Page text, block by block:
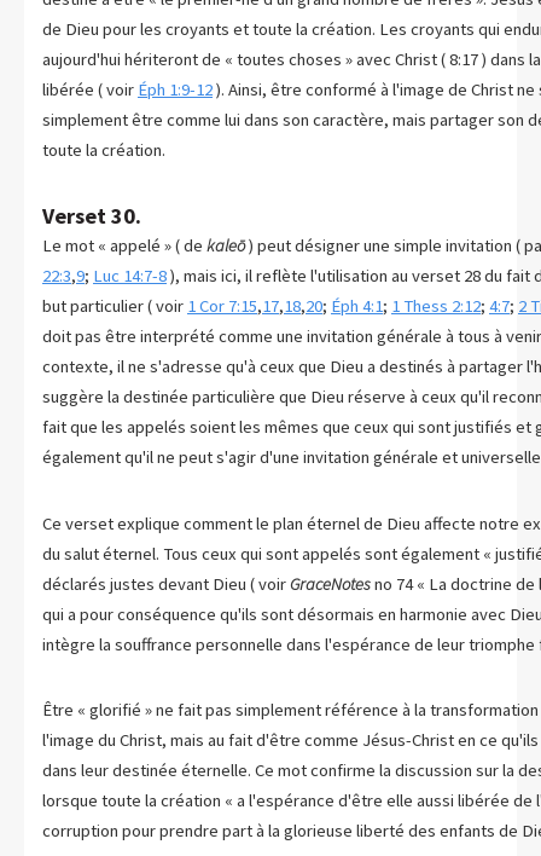
de Dieu pour les croyants et toute la création. Les croyants qui
aujourd'hui hériteront de « toutes choses » avec Christ ( 8:17 ) dans
libérée ( voir Éph 1:9-12). Ainsi, être conformé à l'image de Christ
simplement être comme lui dans son caractère, mais partager son
toute la création.
Verset 30.
Le mot « appelé » ( de kaleō) peut désigner une simple invitation (
22:3,9; Luc 14:7-8), mais ici, il reflète l'utilisation au verset 28 du fait
but particulier ( voir 1 Cor 7:15,17,18,20; Éph 4:1; 1 Thess 2:12; 4:7; 2
doit pas être interprété comme une invitation générale à tous à
contexte, il ne s'adresse qu'à ceux que Dieu a destinés à partager
suggère la destinée particulière que Dieu réserve à ceux qu'il
fait que les appelés soient les mêmes que ceux qui sont justifiés et
également qu'il ne peut s'agir d'une invitation générale et
Ce verset explique comment le plan éternel de Dieu affecte notre
du salut éternel. Tous ceux qui sont appelés sont également «
déclarés justes devant Dieu ( voirGraceNotesno 74 « La doctrine
qui a pour conséquence qu'ils sont désormais en harmonie avec
intègre la souffrance personnelle dans l'espérance de leur triomphe
Être « glorifié » ne fait pas simplement référence à la
l'image du Christ, mais au fait d'être comme Jésus-Christ en ce
dans leur destinée éternelle. Ce mot confirme la discussion sur la
lorsque toute la création « a l'espérance d'être elle aussi libérée de
corruption pour prendre part à la glorieuse liberté des enfants de